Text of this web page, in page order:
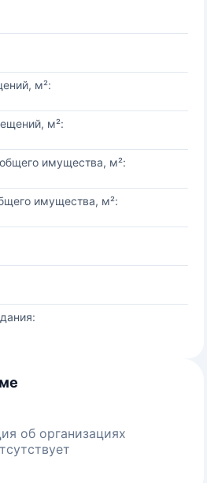
м²:
м²:
имущества, м²:
имущества, м²:
об организациях